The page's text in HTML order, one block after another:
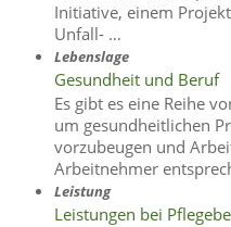
Initiative, einem
Unfall- …
Lebenslage
Gesundheit und Beruf
Es gibt es eine Reihe
um gesundheitlichen
vorzubeugen und
Arbeitnehmer
Leistung
Leistungen bei